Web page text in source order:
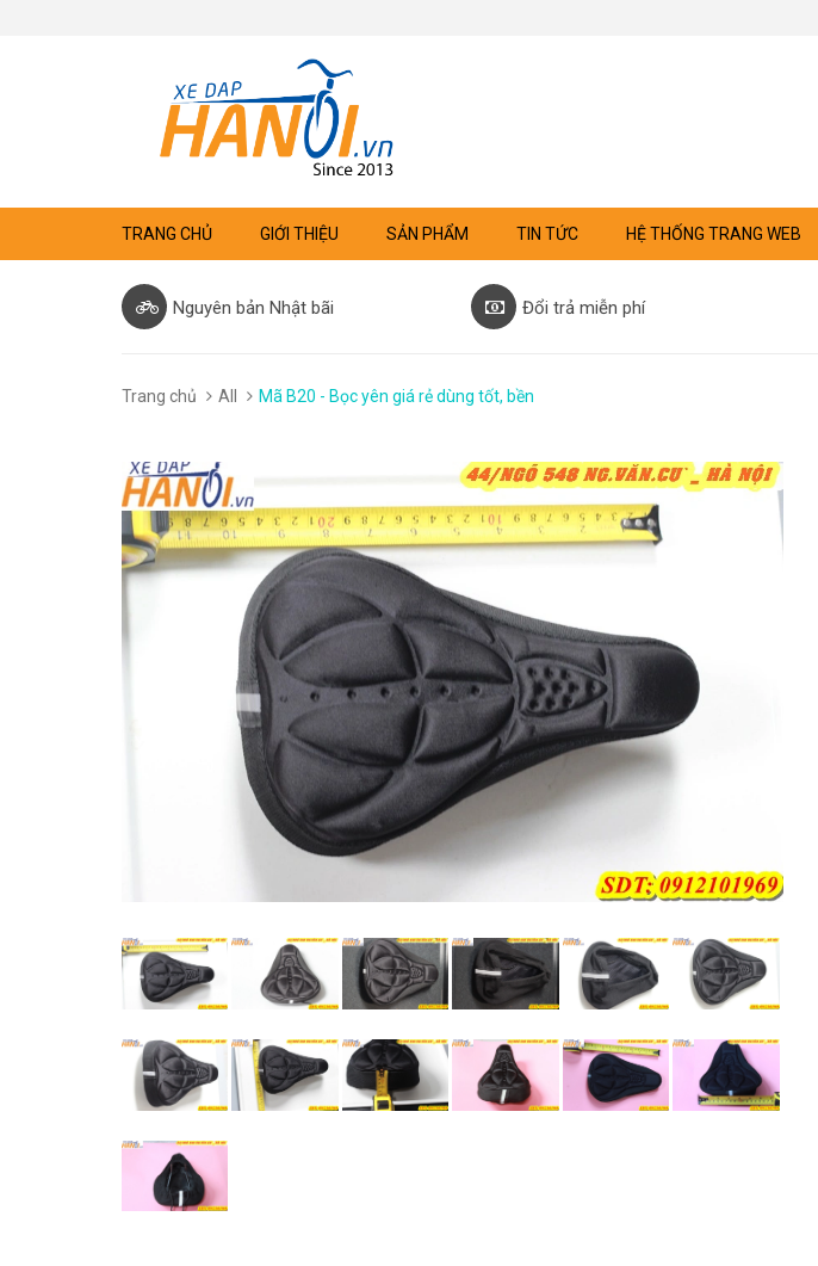
TRANG CHỦ GIỚI THIỆU SẢN PHẨM TIN TỨC HỆ THỐNG TRANG WEB
Nguyên bản Nhật bãi Đổi trả miễn phí
Trang chủ All Mã B20 - Bọc yên giá rẻ dùng tốt, bền